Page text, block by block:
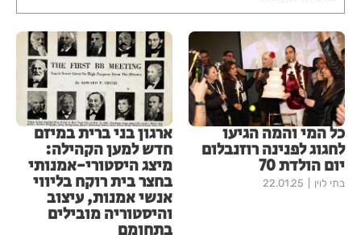
כל המי והמה הגיעו
לחגוג לפנינה רוזנבלום
יום הולדת 70
בתי לוין 22.01.25
ארגון בני ברית במיזם
חדש למען הקהילה:
מיצג היסטורי-אמנותי
בחצר בית רוקח בליווי
אנשי אמנות, עיצוב
והיסטוריה מובילים